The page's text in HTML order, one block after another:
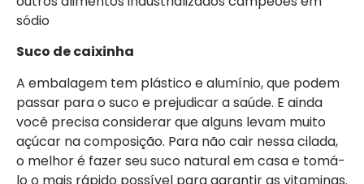
sódio
Suco de caixinha
A embalagem tem plástico e alumínio, que podem
passar para o suco e prejudicar a saúde. E ainda
você precisa considerar que alguns levam muito
açúcar na composição. Para não cair nessa cilada,
o melhor é fazer seu suco natural em casa e tomá-
lo o mais rápido possível para garantir as vitaminas.